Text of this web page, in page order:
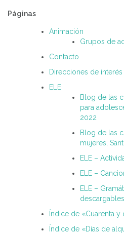
Páginas
Animación
Grupos de
Contacto
Direcciones de interés
ELE
Blog de las
para
2022
Blog de las
mujeres,
ELE –
ELE –
ELE –
Índice de «Cuarenta y
Índice de «Días de